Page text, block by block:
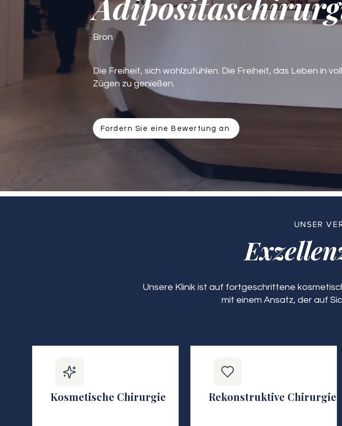
Bron
Die Freiheit, sich wohlzufühlen. Die Freiheit, das Leben in
Zügen zu genießen.
Fordern Sie eine Bewertung an
UNSER
Unsere Klinik ist auf fortgeschrittene
mit einem Ansatz, der auf
Kosmetische Chirurgie Rekonstruktive Chirurgie